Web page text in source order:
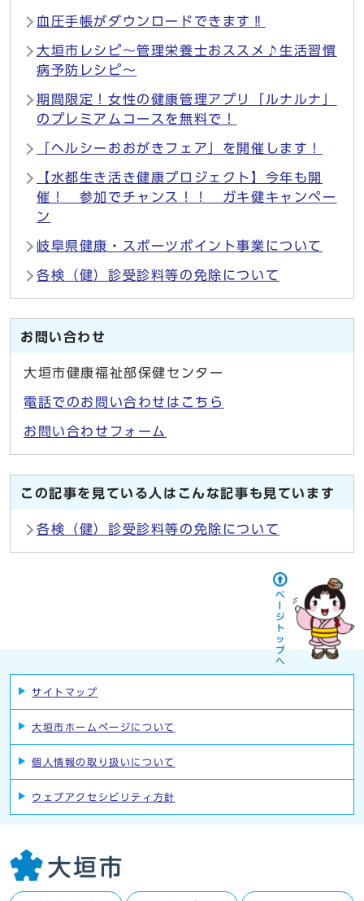
血圧手帳がダウンロードできます‼
大垣市レシピ～管理栄養士おススメ♪生活習慣
病予防レシピ～
期間限定！女性の健康管理アプリ「ルナルナ」
のプレミアムコースを無料で！
「ヘルシーおおがきフェア」を開催します！
【水都生き活き健康プロジェクト】今年も開
催！ 参加でチャンス！！ ガキ健キャンペー
ン
岐阜県健康・スポーツポイント事業について
各検（健）診受診料等の免除について
お問い合わせ
大垣市健康福祉部保健センター
電話でのお問い合わせはこちら
お問い合わせフォーム
この記事を見ている人はこんな記事も見ています
各検（健）診受診料等の免除について
サイトマップ
大垣市ホームページについて
個人情報の取り扱いについて
ウェブアクセシビリティ方針